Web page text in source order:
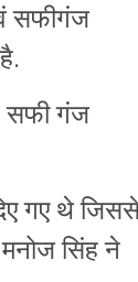
सफीगंज
सफी गंज
गए थे
मनोज सिंह ने